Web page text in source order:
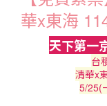
華x東海
天下第一
台
清華x
5/25(